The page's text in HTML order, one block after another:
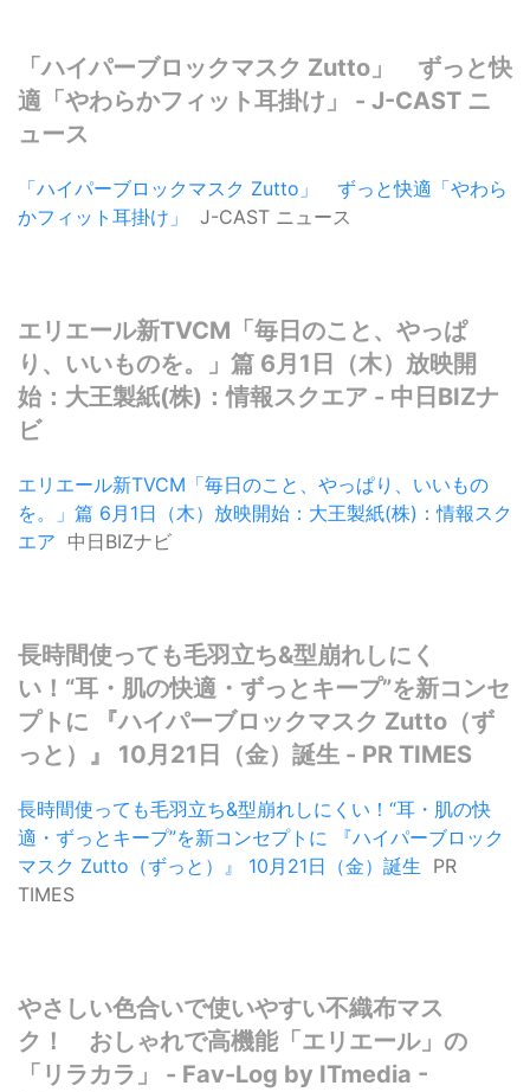
「ハイパーブロックマスク Zutto」 ずっと快
適「やわらかフィット耳掛け」 - J-CAST ニ
ュース
「ハイパーブロックマスク Zutto」 ずっと快適「やわら
かフィット耳掛け」
J-CAST ニュース
エリエール新TVCM「毎日のこと、やっぱ
り、いいものを。」篇 6月1日（木）放映開
始：大王製紙(株)：情報スクエア - 中日BIZナ
ビ
エリエール新TVCM「毎日のこと、やっぱり、いいもの
を。」篇 6月1日（木）放映開始：大王製紙(株)：情報スク
エア 中日BIZナビ
長時間使っても毛羽立ち&型崩れしにく
い！“耳・肌の快適・ずっとキープ”を新コンセ
プトに 『ハイパーブロックマスク Zutto（ず
っと）』 10月21日（金）誕生 - PR TIMES
長時間使っても毛羽立ち&型崩れしにくい！“耳・肌の快
適・ずっとキープ”を新コンセプトに 『ハイパーブロック
マスク Zutto（ずっと）』 10月21日（金）誕生 PR
TIMES
やさしい色合いで使いやすい不織布マス
ク！ おしゃれで高機能「エリエール」の
「リラカラ」 - Fav-Log by ITmedia -